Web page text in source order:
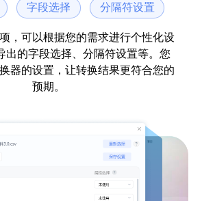
字段选择 分隔符设置
，可以根据您的需求进行个性化设
出的字段选择、分隔符设置等。您
器的设置，让转换结果更符合您的
预期。
件，可以保存自行设置的模
一次就直接按模板文件导
省了大量的时间。